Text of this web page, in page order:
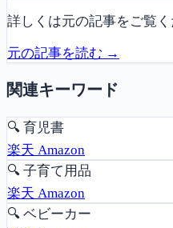
詳しくは元の記事をご覧
元の記事を読む →
関連キーワード
🔍 育児書
楽天 Amazon
🔍 子育て用品
楽天 Amazon
🔍 ベビーカー